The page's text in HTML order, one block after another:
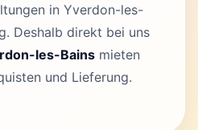
in Yverdon-les-
Deshalb direkt bei uns
les-Bains mieten
und Lieferung.